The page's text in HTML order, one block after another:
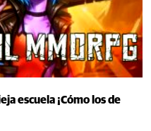
escuela ¡Cómo los de